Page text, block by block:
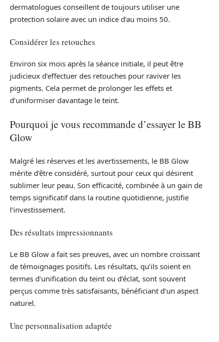
dermatologues conseillent de toujours utiliser une
protection solaire avec un indice d’au moins 50.
Considérer les retouches
Environ six mois après la séance initiale, il peut être
judicieux d’effectuer des retouches pour raviver les
pigments. Cela permet de prolonger les effets et
d’uniformiser davantage le teint.
Pourquoi je vous recommande d’essayer le BB
Glow
Malgré les réserves et les avertissements, le BB Glow
mérite d’être considéré, surtout pour ceux qui désirent
sublimer leur peau. Son efficacité, combinée à un gain de
temps significatif dans la routine quotidienne, justifie
l’investissement.
Des résultats impressionnants
Le BB Glow a fait ses preuves, avec un nombre croissant
de témoignages positifs. Les résultats, qu’ils soient en
termes d’unification du teint ou d’éclat, sont souvent
perçus comme très satisfaisants, bénéficiant d’un aspect
naturel.
Une personnalisation adaptée